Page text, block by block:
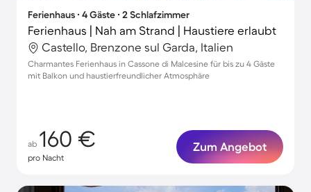
Ferienhaus ∙ 4 Gäste ∙ 2 Schlafzimmer
Ferienhaus | Nah am Strand | Haustiere erlaubt
Castello, Brenzone sul Garda, Italien
Charmantes Ferienhaus in Cassone di Malcesine für bis zu 4 Gäste
mit Balkon und haustierfreundlicher Atmosphäre
ab 160 €
pro Nacht
Zum Angebot